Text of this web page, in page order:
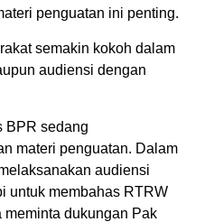
penguatan ini penting.
semakin kokoh dalam
audiensi dengan
BPR sedang
materi penguatan. Dalam
audiensi
untuk membahas RTRW
meminta dukungan Pak